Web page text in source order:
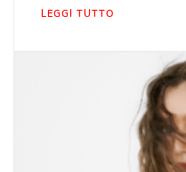
LEGGI TUTTO